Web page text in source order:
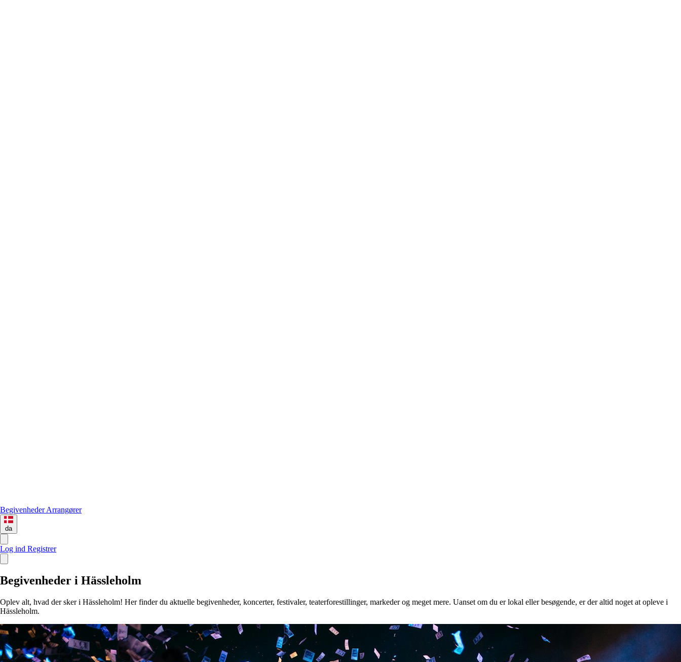
BegivenhederArrangører
da
Log ind Registrer
Begivenheder i Hässleholm
Oplev alt, hvad der sker i Hässleholm! Her finder du aktuelle begivenheder, koncerter, festivaler, teaterforestillinger, markeder og meget mere. Uanset om du er lokal eller besøgende, er der altid noget at opleve i
Hässleholm.